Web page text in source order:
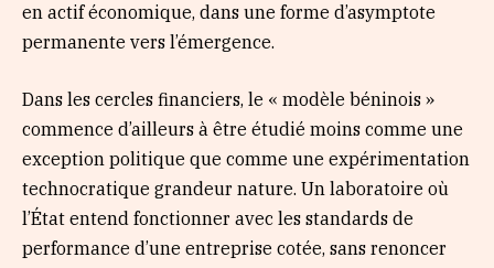
en actif économique, dans une forme d’asymptote
permanente vers l’émergence.
Dans les cercles financiers, le « modèle béninois »
commence d’ailleurs à être étudié moins comme une
exception politique que comme une expérimentation
technocratique grandeur nature. Un laboratoire où
l’État entend fonctionner avec les standards de
performance d’une entreprise cotée, sans renoncer